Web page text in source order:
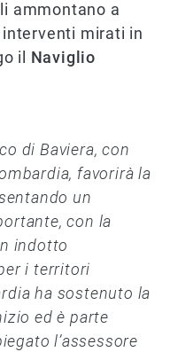
ammontano a
mirati in
il
Naviglio
di Baviera, con
favorirà la
un
con la
indotto
i territori
ha sostenuto la
ed è parte
l’assessore